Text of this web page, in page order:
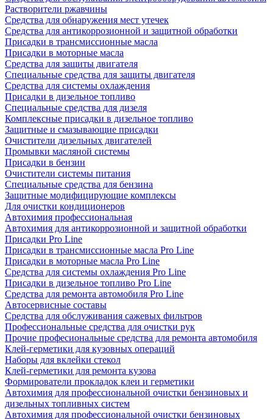
Растворители ржавчины
Средства для обнаружения мест утечек
Средства для антикоррозионной и защитной обработки
Присадки в трансмиссионные масла
Присадки в моторные масла
Средства для защиты двигателя
Специальныe средства для защиты двигателя
Средства для системы охлаждения
Присадки в дизельное топливо
Спeциальные средства для дизеля
Комплексные присадки в дизельное топливо
Защитные и смазывающие присадки
Очистители дизельных двигателей
Промывки масляной системы
Присадки в бензин
Очистители системы питания
Специальные срeдства для бензина
Защитные модифицирующие комплексы
Для очистки кондиционеров
Автохимия профессиональная
Автохимия для антикоррозионной и защитной обработки
Присадки Pro Line
Присадки в трансмиссионные масла Pro Line
Присадки в моторные масла Pro Line
Средства для системы охлаждения Pro Line
Присадки в дизельное топливо Pro Line
Средства для ремонта автомобиля Pro Line
Автосервисные составы
Средства для обслуживания сажевых фильтров
Профессиональные средства для очистки рук
Прочие професиональные средства для ремонта автомобиля
Клей-герметики для кузовных операций
Наборы для вклейки стекол
Клей-герметики для ремонта кузова
Формирователи прокладок клеи и герметики
Автохимия для профессиональной очистки бензиновых и
дизельных топливных систем
Автохимия для профессиональной очистки бензиновых